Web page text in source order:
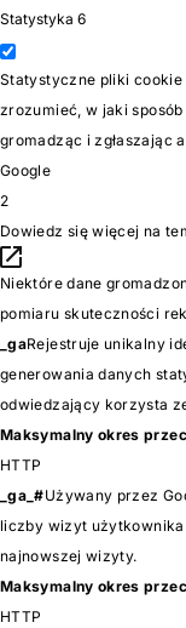
Statystyka 6
Statystyczne pliki cookie
zrozumieć, w jaki
gromadząc i zgłaszając
Google
2
Dowiedz się więcej na
Niektóre dane
pomiaru skuteczności
_gaRejestruje unikalny
generowania danych
odwiedzający korzysta
Maksymalny okres
HTTP
_ga_#Używany przez
liczby wizyt
najnowszej wizyty.
Maksymalny okres
HTTP